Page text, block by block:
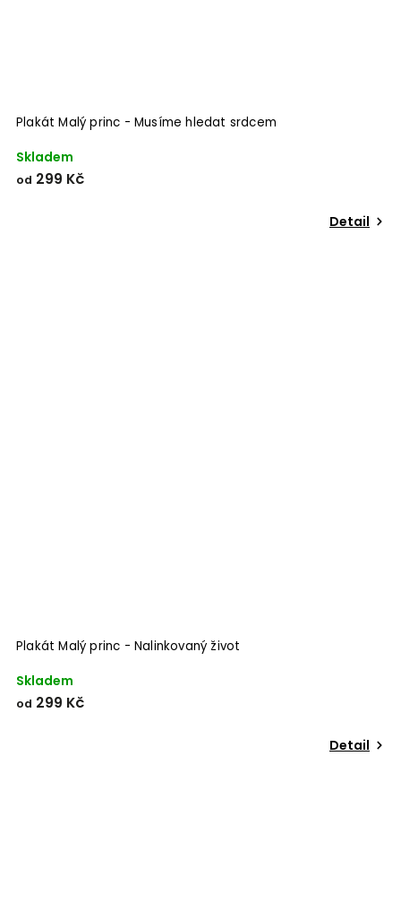
Plakát Malý princ - Musíme hledat srdcem
Skladem
od 299 Kč
Detail
Plakát Malý princ - Nalinkovaný život
Skladem
od 299 Kč
Detail